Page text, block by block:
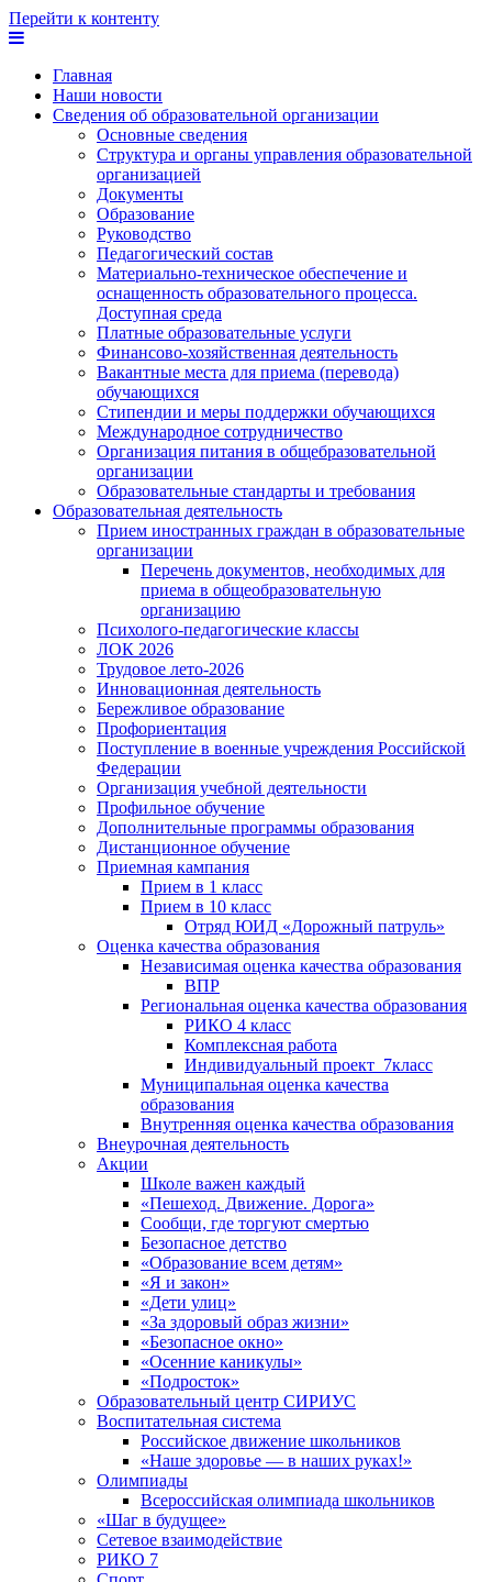
Перейти к контенту
Главная
Наши новости
Сведения об образовательной организации
Основные сведения
Структура и органы управления образовательной
организацией
Документы
Образование
Руководство
Педагогический состав
Материально-техническое обеспечение и
оснащенность образовательного процесса.
Доступная среда
Платные образовательные услуги
Финансово-хозяйственная деятельность
Вакантные места для приема (перевода)
обучающихся
Стипендии и меры поддержки обучающихся
Международное сотрудничество
Организация питания в общебразовательной
организации
Образовательные стандарты и требования
Образовательная деятельность
Прием иностранных граждан в образовательные
организации
Перечень документов, необходимых для
приема в общеобразовательную
организацию
Психолого-педагогические классы
ЛОК 2026
Трудовое лето-2026
Инновационная деятельность
Бережливое образование
Профориентация
Поступление в военные учреждения Российской
Федерации
Организация учебной деятельности
Профильное обучение
Дополнительные программы образования
Дистанционное обучение
Приемная кампания
Прием в 1 класс
Прием в 10 класс
Отряд ЮИД «Дорожный патруль»
Оценка качества образования
Независимая оценка качества образования
ВПР
Региональная оценка качества образования
РИКО 4 класс
Комплексная работа
Индивидуальный проект_7класс
Муниципальная оценка качества
образования
Внутренняя оценка качества образования
Внеурочная деятельность
Акции
Школе важен каждый
«Пешеход. Движение. Дорога»
Сообщи, где торгуют смертью
Безопасное детство
«Образование всем детям»
«Я и закон»
«Дети улиц»
«За здоровый образ жизни»
«Безопасное окно»
«Осенние каникулы»
«Подросток»
Образовательный центр СИРИУС
Воспитательная система
Российское движение школьников
«Наше здоровье — в наших руках!»
Олимпиады
Всероссийская олимпиада школьников
«Шаг в будущее»
Сетевое взаимодействие
РИКО 7